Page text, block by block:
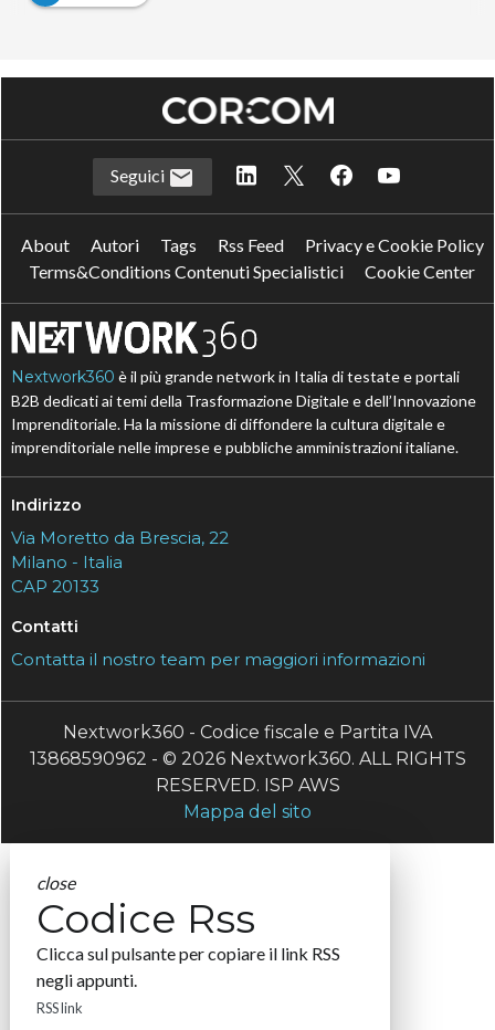
Seguici
About Autori Tags Rss Feed
Privacy e Cookie Policy
Terms&Conditions Contenuti Specialistici
Cookie Center
Nextwork360 è il più grande network in Italia di testate e portali
B2B dedicati ai temi della Trasformazione Digitale e dell’Innovazione
Imprenditoriale. Ha la missione di diffondere la cultura digitale e
imprenditoriale nelle imprese e pubbliche amministrazioni italiane.
Indirizzo
Via Moretto da Brescia, 22
Milano - Italia
CAP 20133
Contatti
Contatta il nostro team per maggiori informazioni
Nextwork360 - Codice fiscale e Partita IVA
13868590962 - © 2026 Nextwork360. ALL RIGHTS
RESERVED. ISP AWS
Mappa del sito
close
Codice Rss
Clicca sul pulsante per copiare il link RSS
negli appunti.
RSS link